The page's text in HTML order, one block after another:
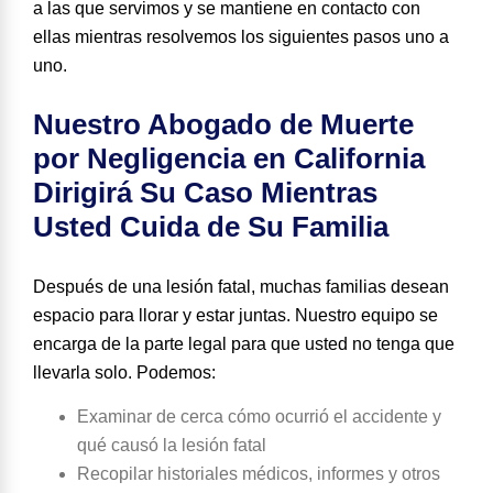
a las que servimos y se mantiene en contacto con
ellas mientras resolvemos los siguientes pasos uno a
uno.
Nuestro Abogado de Muerte
por Negligencia en California
Dirigirá Su Caso Mientras
Usted Cuida de Su Familia
Después de una lesión fatal, muchas familias desean
espacio para llorar y estar juntas. Nuestro equipo se
encarga de la parte legal para que usted no tenga que
llevarla solo. Podemos:
Examinar de cerca cómo ocurrió el accidente y
qué causó la lesión fatal
Recopilar historiales médicos, informes y otros